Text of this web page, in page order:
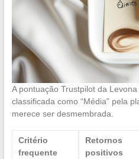
A pontuação Trustpilot da
classificada como “Média” pela
merece ser desmembrada.
Critério
frequente
Retornos
positivos